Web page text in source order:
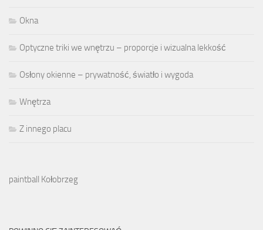
Okna
Optyczne triki we wnętrzu – proporcje i wizualna lekkość
Osłony okienne – prywatność, światło i wygoda
Wnętrza
Z innego placu
paintball Kołobrzeg